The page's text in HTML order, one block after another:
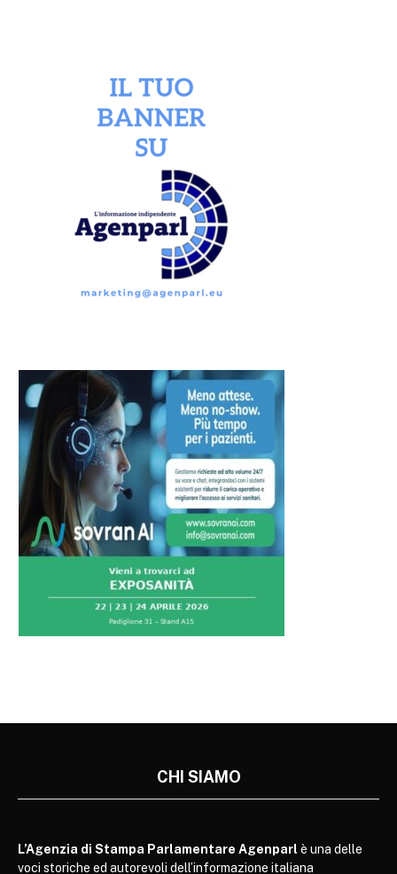
CHI SIAMO
L’Agenzia di Stampa Parlamentare Agenparl è una delle
voci storiche ed autorevoli dell’informazione italiana